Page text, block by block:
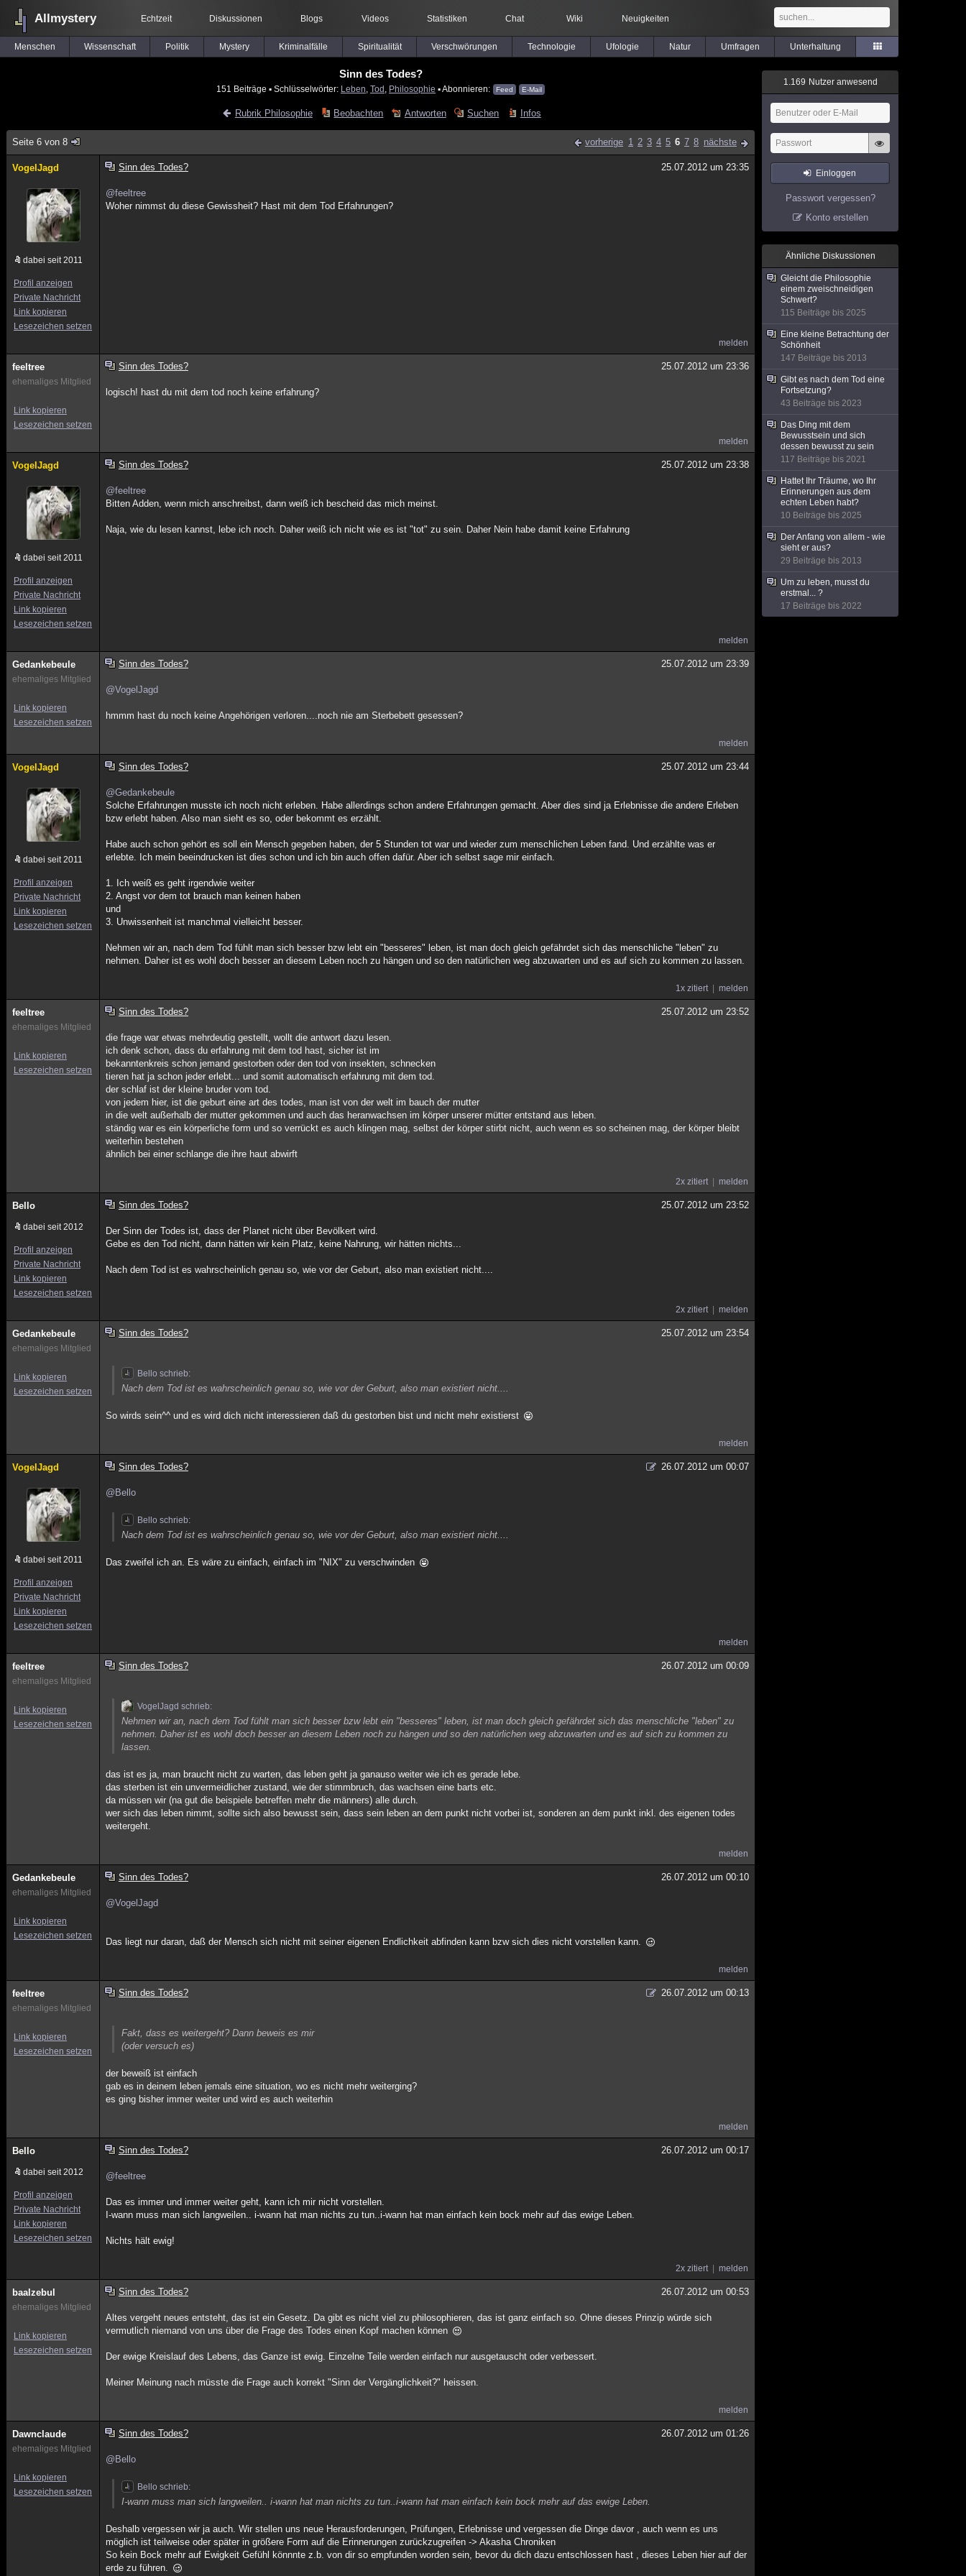
Allmystery Echtzeit Diskussionen Blogs Videos Statistiken Chat Wiki Neuigkeiten
Menschen Wissenschaft Politik Mystery Kriminalfälle Spiritualität Verschwörungen Technologie Ufologie Natur Umfragen Unterhaltung
Sinn des Todes?
151 Beiträge ▪ Schlüsselwörter: Leben Tod Philosophie ▪ Abonnieren: Feed E-Mail
Rubrik Philosophie Beobachten Antworten Suchen Infos
Seite 6 von 8 vorherige 1 2 3 4 5 6 7 8 nächste
VogelJagd
dabei seit 2011
Profil anzeigen
Private Nachricht
Link kopieren
Lesezeichen setzen
Sinn des Todes? 25.07.2012 um 23:35
@feeltree
Woher nimmst du diese Gewissheit? Hast mit dem Tod Erfahrungen?
melden
feeltree
ehemaliges Mitglied
Link kopieren
Lesezeichen setzen
Sinn des Todes? 25.07.2012 um 23:36
logisch! hast du mit dem tod noch keine erfahrung?
melden
VogelJagd
dabei seit 2011
Profil anzeigen
Private Nachricht
Link kopieren
Lesezeichen setzen
Sinn des Todes? 25.07.2012 um 23:38
@feeltree
Bitten Adden, wenn mich anschreibst, dann weiß ich bescheid das mich meinst.
Naja, wie du lesen kannst, lebe ich noch. Daher weiß ich nicht wie es ist "tot" zu sein. Daher Nein habe damit keine Erfahrung
melden
Gedankebeule
ehemaliges Mitglied
Link kopieren
Lesezeichen setzen
Sinn des Todes? 25.07.2012 um 23:39
@VogelJagd
hmmm hast du noch keine Angehörigen verloren....noch nie am Sterbebett gesessen?
melden
VogelJagd
dabei seit 2011
Profil anzeigen
Private Nachricht
Link kopieren
Lesezeichen setzen
Sinn des Todes? 25.07.2012 um 23:44
@Gedankebeule
Solche Erfahrungen musste ich noch nicht erleben. Habe allerdings schon andere Erfahrungen gemacht. Aber dies sind ja Erlebnisse die andere Erleben
bzw erlebt haben. Also man sieht es so, oder bekommt es erzählt.
Habe auch schon gehört es soll ein Mensch gegeben haben, der 5 Stunden tot war und wieder zum menschlichen Leben fand. Und erzählte was er
erlebte. Ich mein beeindrucken ist dies schon und ich bin auch offen dafür. Aber ich selbst sage mir einfach.
1. Ich weiß es geht irgendwie weiter
2. Angst vor dem tot brauch man keinen haben
und
3. Unwissenheit ist manchmal vielleicht besser.
Nehmen wir an, nach dem Tod fühlt man sich besser bzw lebt ein "besseres" leben, ist man doch gleich gefährdet sich das menschliche "leben" zu
nehmen. Daher ist es wohl doch besser an diesem Leben noch zu hängen und so den natürlichen weg abzuwarten und es auf sich zu kommen zu lassen.
1x zitiert melden
feeltree
ehemaliges Mitglied
Link kopieren
Lesezeichen setzen
Sinn des Todes? 25.07.2012 um 23:52
die frage war etwas mehrdeutig gestellt, wollt die antwort dazu lesen.
ich denk schon, dass du erfahrung mit dem tod hast, sicher ist im
bekanntenkreis schon jemand gestorben oder den tod von insekten, schnecken
tieren hat ja schon jeder erlebt... und somit automatisch erfahrung mit dem tod.
der schlaf ist der kleine bruder vom tod.
von jedem hier, ist die geburt eine art des todes, man ist von der welt im bauch der mutter
in die welt außerhalb der mutter gekommen und auch das heranwachsen im körper unserer mütter entstand aus leben.
ständig war es ein körperliche form und so verrückt es auch klingen mag, selbst der körper stirbt nicht, auch wenn es so scheinen mag, der körper bleibt
weiterhin bestehen
ähnlich bei einer schlange die ihre haut abwirft
2x zitiert melden
Bello
dabei seit 2012
Profil anzeigen
Private Nachricht
Link kopieren
Lesezeichen setzen
Sinn des Todes? 25.07.2012 um 23:52
Der Sinn der Todes ist, dass der Planet nicht über Bevölkert wird.
Gebe es den Tod nicht, dann hätten wir kein Platz, keine Nahrung, wir hätten nichts...
Nach dem Tod ist es wahrscheinlich genau so, wie vor der Geburt, also man existiert nicht....
2x zitiert melden
Gedankebeule
ehemaliges Mitglied
Link kopieren
Lesezeichen setzen
Sinn des Todes? 25.07.2012 um 23:54
Bello schrieb:
Nach dem Tod ist es wahrscheinlich genau so, wie vor der Geburt, also man existiert nicht....
So wirds sein^^ und es wird dich nicht interessieren daß du gestorben bist und nicht mehr existierst
melden
VogelJagd
dabei seit 2011
Profil anzeigen
Private Nachricht
Link kopieren
Lesezeichen setzen
Sinn des Todes? 26.07.2012 um 00:07
@Bello
Bello schrieb:
Nach dem Tod ist es wahrscheinlich genau so, wie vor der Geburt, also man existiert nicht....
Das zweifel ich an. Es wäre zu einfach, einfach im "NIX" zu verschwinden
melden
feeltree
ehemaliges Mitglied
Link kopieren
Lesezeichen setzen
Sinn des Todes? 26.07.2012 um 00:09
VogelJagd schrieb:
Nehmen wir an, nach dem Tod fühlt man sich besser bzw lebt ein "besseres" leben, ist man doch gleich gefährdet sich das menschliche "leben" zu
nehmen. Daher ist es wohl doch besser an diesem Leben noch zu hängen und so den natürlichen weg abzuwarten und es auf sich zu kommen zu
lassen.
das ist es ja, man braucht nicht zu warten, das leben geht ja ganauso weiter wie ich es gerade lebe.
das sterben ist ein unvermeidlicher zustand, wie der stimmbruch, das wachsen eine barts etc.
da müssen wir (na gut die beispiele betreffen mehr die männers) alle durch.
wer sich das leben nimmt, sollte sich also bewusst sein, dass sein leben an dem punkt nicht vorbei ist, sonderen an dem punkt inkl. des eigenen todes
weitergeht.
melden
Gedankebeule
ehemaliges Mitglied
Link kopieren
Lesezeichen setzen
Sinn des Todes? 26.07.2012 um 00:10
@VogelJagd
Das liegt nur daran, daß der Mensch sich nicht mit seiner eigenen Endlichkeit abfinden kann bzw sich dies nicht vorstellen kann.
melden
feeltree
ehemaliges Mitglied
Link kopieren
Lesezeichen setzen
Sinn des Todes? 26.07.2012 um 00:13
Fakt, dass es weitergeht? Dann beweis es mir
(oder versuch es)
der beweiß ist einfach
gab es in deinem leben jemals eine situation, wo es nicht mehr weiterging?
es ging bisher immer weiter und wird es auch weiterhin
melden
Bello
dabei seit 2012
Profil anzeigen
Private Nachricht
Link kopieren
Lesezeichen setzen
Sinn des Todes? 26.07.2012 um 00:17
@feeltree
Das es immer und immer weiter geht, kann ich mir nicht vorstellen.
I-wann muss man sich langweilen.. i-wann hat man nichts zu tun..i-wann hat man einfach kein bock mehr auf das ewige Leben.
Nichts hält ewig!
2x zitiert melden
baalzebul
ehemaliges Mitglied
Link kopieren
Lesezeichen setzen
Sinn des Todes? 26.07.2012 um 00:53
Altes vergeht neues entsteht, das ist ein Gesetz. Da gibt es nicht viel zu philosophieren, das ist ganz einfach so. Ohne dieses Prinzip würde sich
vermutlich niemand von uns über die Frage des Todes einen Kopf machen können
Der ewige Kreislauf des Lebens, das Ganze ist ewig. Einzelne Teile werden einfach nur ausgetauscht oder verbessert.
Meiner Meinung nach müsste die Frage auch korrekt "Sinn der Vergänglichkeit?" heissen.
melden
Dawnclaude
ehemaliges Mitglied
Link kopieren
Lesezeichen setzen
Sinn des Todes? 26.07.2012 um 01:26
@Bello
Bello schrieb:
I-wann muss man sich langweilen.. i-wann hat man nichts zu tun..i-wann hat man einfach kein bock mehr auf das ewige Leben.
Deshalb vergessen wir ja auch. Wir stellen uns neue Herausforderungen, Prüfungen, Erlebnisse und vergessen die Dinge davor , auch wenn es uns
möglich ist teilweise oder später in größere Form auf die Erinnerungen zurückzugreifen -> Akasha Chroniken
So kein Bock mehr auf Ewigkeit Gefühl könnnte z.b. von dir so empfunden worden sein, bevor du dich dazu entschlossen hast , dieses Leben hier auf der
erde zu führen.
1.169 Nutzer anwesend
Einloggen
Passwort vergessen?
Konto erstellen
Ähnliche Diskussionen
Gleicht die Philosophie
einem zweischneidigen
Schwert?
115 Beiträge bis 2025
Eine kleine Betrachtung der
Schönheit
147 Beiträge bis 2013
Gibt es nach dem Tod eine
Fortsetzung?
43 Beiträge bis 2023
Das Ding mit dem
Bewusstsein und sich
dessen bewusst zu sein
117 Beiträge bis 2021
Hattet Ihr Träume, wo Ihr
Erinnerungen aus dem
echten Leben habt?
10 Beiträge bis 2025
Der Anfang von allem - wie
sieht er aus?
29 Beiträge bis 2013
Um zu leben, musst du
erstmal... ?
17 Beiträge bis 2022